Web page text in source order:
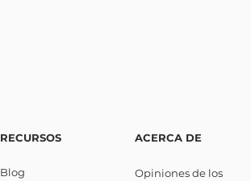
RECURSOS
Blog
ACERCA DE
Opiniones de los